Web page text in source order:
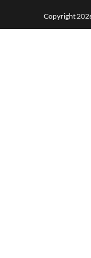
Copyright